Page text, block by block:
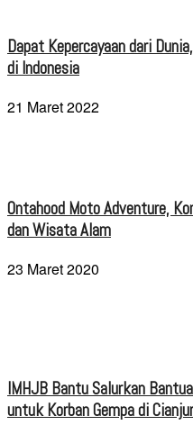
Dapat Kepercayaan dari
di Indonesia
21 Maret 2022
Ontahood Moto Adventure,
dan Wisata Alam
23 Maret 2020
IMHJB Bantu Salurkan
untuk Korban Gempa di Cianjur